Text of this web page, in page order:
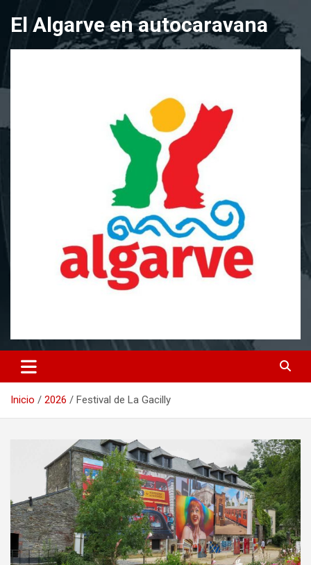
contenido
El Algarve en autocaravana
Inicio 2026 Festival de La Gacilly